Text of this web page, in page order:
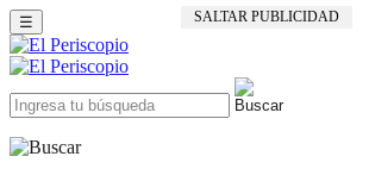
SALTAR PUBLICIDAD
☰